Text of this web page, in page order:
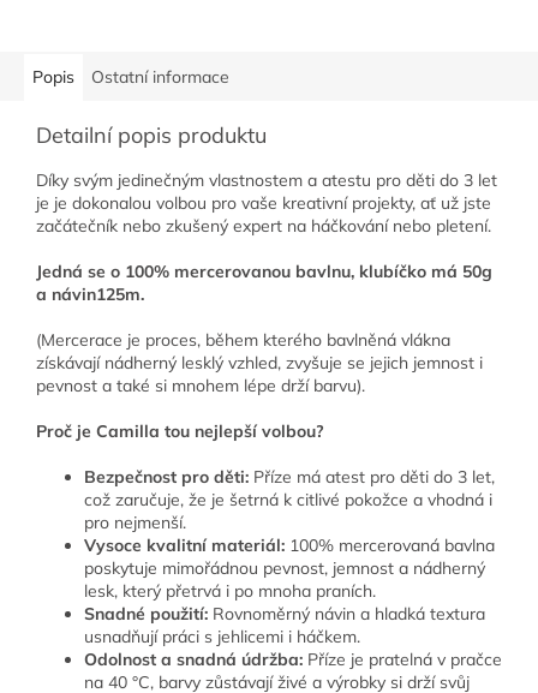
Popis Ostatní informace
Detailní popis produktu
Díky svým jedinečným vlastnostem a atestu pro děti do 3 let
je je dokonalou volbou pro vaše kreativní projekty, ať už jste
začátečník nebo zkušený expert na háčkování nebo pletení.
Jedná se o 100% mercerovanou bavlnu, klubíčko má 50g
a návin125m.
(Mercerace je proces, během kterého bavlněná vlákna
získávají nádherný lesklý vzhled, zvyšuje se jejich jemnost i
pevnost a také si mnohem lépe drží barvu).
Proč je Camilla tou nejlepší volbou?
Bezpečnost pro děti: Příze má atest pro děti do 3 let,
což zaručuje, že je šetrná k citlivé pokožce a vhodná i
pro nejmenší.
Vysoce kvalitní materiál: 100% mercerovaná bavlna
poskytuje mimořádnou pevnost, jemnost a nádherný
lesk, který přetrvá i po mnoha praních.
Snadné použití: Rovnoměrný návin a hladká textura
usnadňují práci s jehlicemi i háčkem.
Odolnost a snadná údržba: Příze je pratelná v pračce
na 40 °C, barvy zůstávají živé a výrobky si drží svůj